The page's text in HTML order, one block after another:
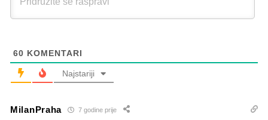
60 KOMENTARI
Najstariji
MilanPraha 7 godine prije